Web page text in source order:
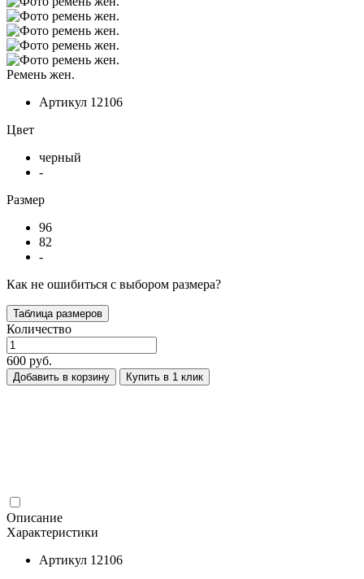
Ремень жен.
Артикул 12106
Цвет
черный
-
Размер
96
82
-
Как не ошибиться с выбором размера?
Таблица размеров
Количество
600 руб.
Добавить в корзину Купить в 1 клик
Описание
Характеристики
Артикул 12106